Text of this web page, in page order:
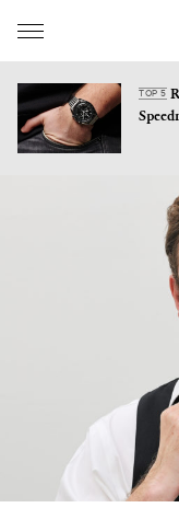
TOP 5